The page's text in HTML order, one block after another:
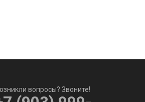
вопросы? Звоните!